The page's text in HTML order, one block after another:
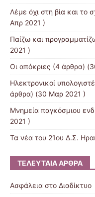
Λέμε όχι στη βία και το
Απρ 2021 )
Παίζω και
2021 )
Οι απόκριες (4 άρθρα)
Ηλεκτρονικοί
άρθρα) (30 Μαρ 2021 )
Μνημεία παγκόσμιου
2021 )
Τα νέα του 21ου Δ.Σ.
ΤΕΛΕΥΤΑΊΑ ΆΡΘΡΑ
Ασφάλεια στο Διαδίκτυο